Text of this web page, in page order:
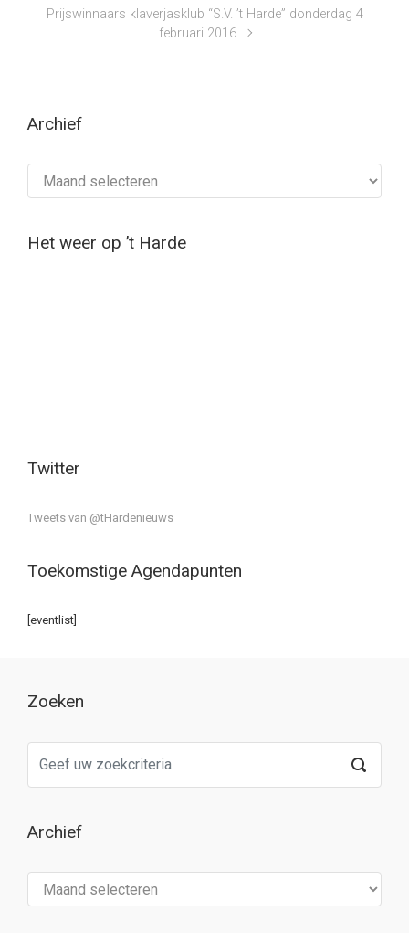
Prijswinnaars klaverjasklub “S.V. ’t Harde” donderdag 4
februari 2016
Archief
Het weer op ’t Harde
Twitter
Tweets van @tHardenieuws
Toekomstige Agendapunten
[eventlist]
Zoeken
Archief